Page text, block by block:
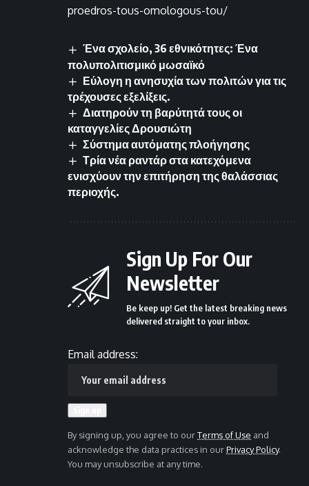
proedros-tous-omologous-tou/
Ένα σχολείο, 36 εθνικότητες: Ένα
πολυπολιτισμικό μωσαϊκό
Εύλογη η ανησυχία των πολιτών για τις
τρέχουσες εξελίξεις.
Διατηρούν τη βαρύτητά τους οι
καταγγελίες Δρουσιώτη
Σύστημα αυτόματης πλοήγησης
Τρία νέα ραντάρ στα κατεχόμενα
ενισχύουν την επιτήρηση της θαλάσσιας
περιοχής.
Sign Up For Our
Newsletter
Be keep up! Get the latest breaking news
delivered straight to your inbox.
Email address:
By signing up, you agree to ourTerms of Use and
acknowledge the data practices in ourPrivacy Policy.
You may unsubscribe at any time.